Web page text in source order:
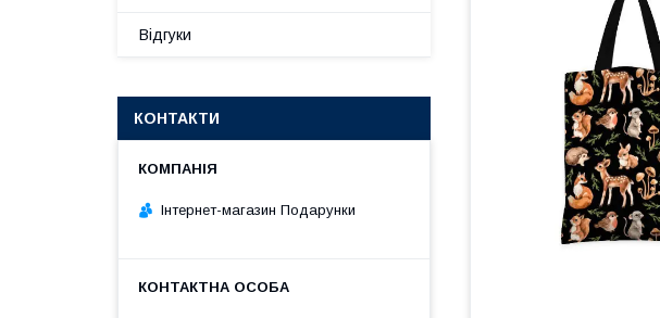
Відгуки
КОНТАКТИ
Інтернет-магазин Подарунки